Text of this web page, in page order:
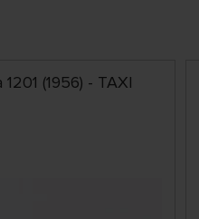
1201 (1956) - TAXI